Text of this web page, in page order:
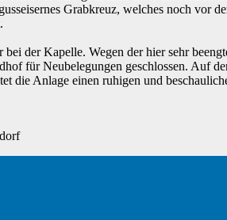
Grabkreuz, welches noch
der Kapelle. Wegen der hier sehr
für Neubelegungen geschlossen. Auf
die Anlage einen ruhigen und